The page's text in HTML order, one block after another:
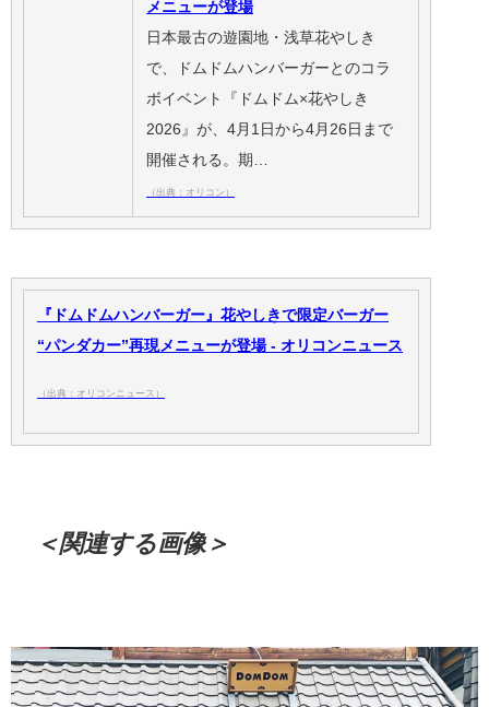
メニューが登場
日本最古の遊園地・浅草花やしき
で、ドムドムハンバーガーとのコラ
ボイベント『ドムドム×花やしき
2026』が、4月1日から4月26日まで
開催される。期…
（出典：オリコン）
『ドムドムハンバーガー』花やしきで限定バーガー
“パンダカー”再現メニューが登場 - オリコンニュース
（出典：オリコンニュース）
＜関連する画像＞